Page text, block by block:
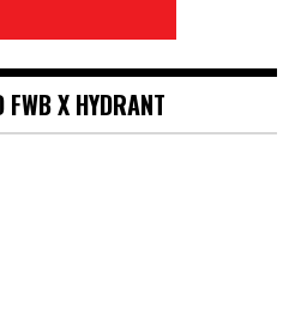
FWB X HYDRANT